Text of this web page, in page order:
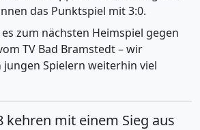
das Punktspiel mit 3:0.
zum nächsten Heimspiel gegen
TV Bad Bramstedt – wir
Spielern weiterhin viel
kehren mit einem Sieg aus